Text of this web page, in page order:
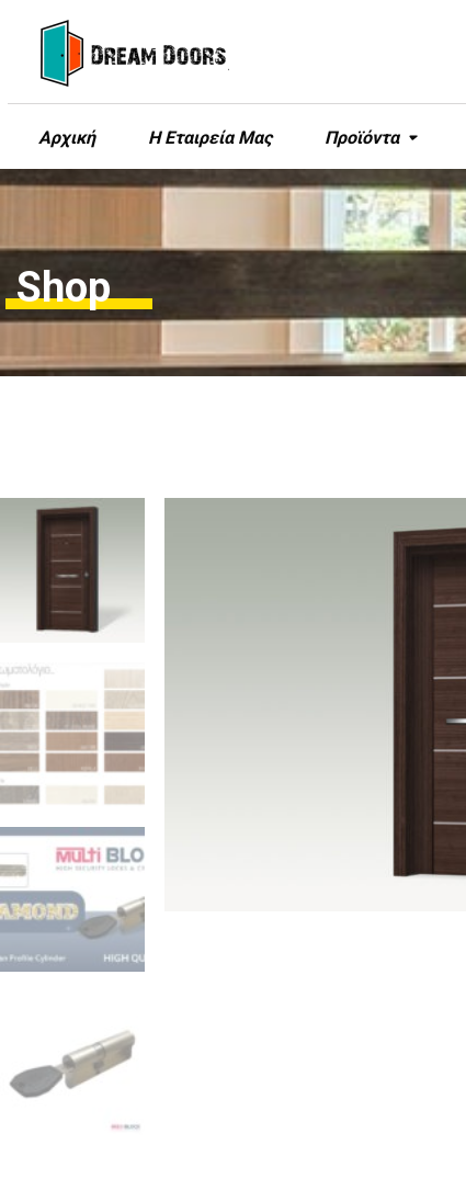
Αρχική Η Εταιρεία Μας Προϊόντα
Shop